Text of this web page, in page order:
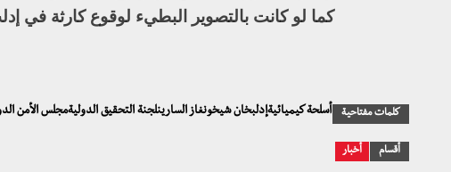
كما لو كانت بالتصوير البطيء لوقوع كارثة في
كلمات مفتاحية أسلحة كيميائيةإدلبخان شيخونغاز السارينلجنة التحقيق الدوليةمجلس الأمن
أقسام أخبار